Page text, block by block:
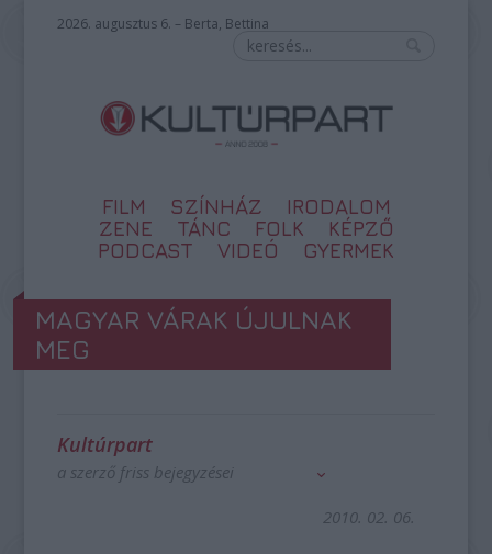
2026. augusztus 6. – Berta, Bettina
FILM SZÍNHÁZ
IRODALOM
ZENE
TÁNC FOLK
KÉPZŐ
PODCAST
VIDEÓ GYERMEK
MAGYAR VÁRAK ÚJULNAK
MEG
Kultúrpart
a szerző friss bejegyzései
2010. 02. 06.